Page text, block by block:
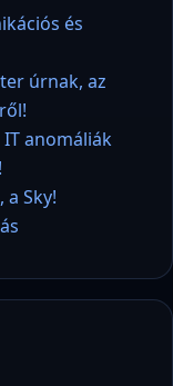
és
úrnak, az
anomáliák
Sky!